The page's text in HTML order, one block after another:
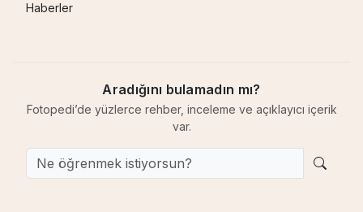
Haberler
Aradığını bulamadın mı?
Fotopedi’de yüzlerce rehber, inceleme ve açıklayıcı içerik
var.